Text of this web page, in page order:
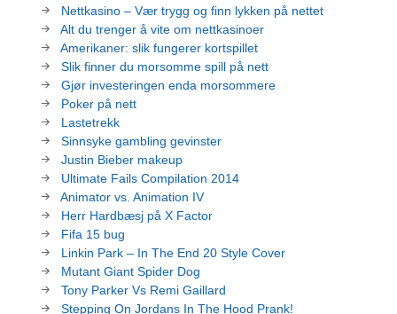
Nettkasino – Vær trygg og finn lykken på nettet
Alt du trenger å vite om nettkasinoer
Amerikaner: slik fungerer kortspillet
Slik finner du morsomme spill på nett
Gjør investeringen enda morsommere
Poker på nett
Lastetrekk
Sinnsyke gambling gevinster
Justin Bieber makeup
Ultimate Fails Compilation 2014
Animator vs. Animation IV
Herr Hardbæsj på X Factor
Fifa 15 bug
Linkin Park – In The End 20 Style Cover
Mutant Giant Spider Dog
Tony Parker Vs Remi Gaillard
Stepping On Jordans In The Hood Prank!